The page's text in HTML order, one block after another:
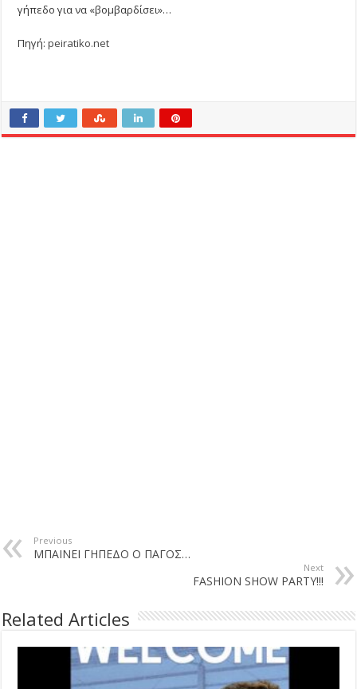
γήπεδο για να «βομβαρδίσει»…
Πηγή:peiratiko.net
Previous
ΜΠΑΙΝΕΙ ΓΗΠΕΔΟ Ο ΠΑΓΟΣ…
Next
FASHION SHOW PARTY!!!
Related Articles